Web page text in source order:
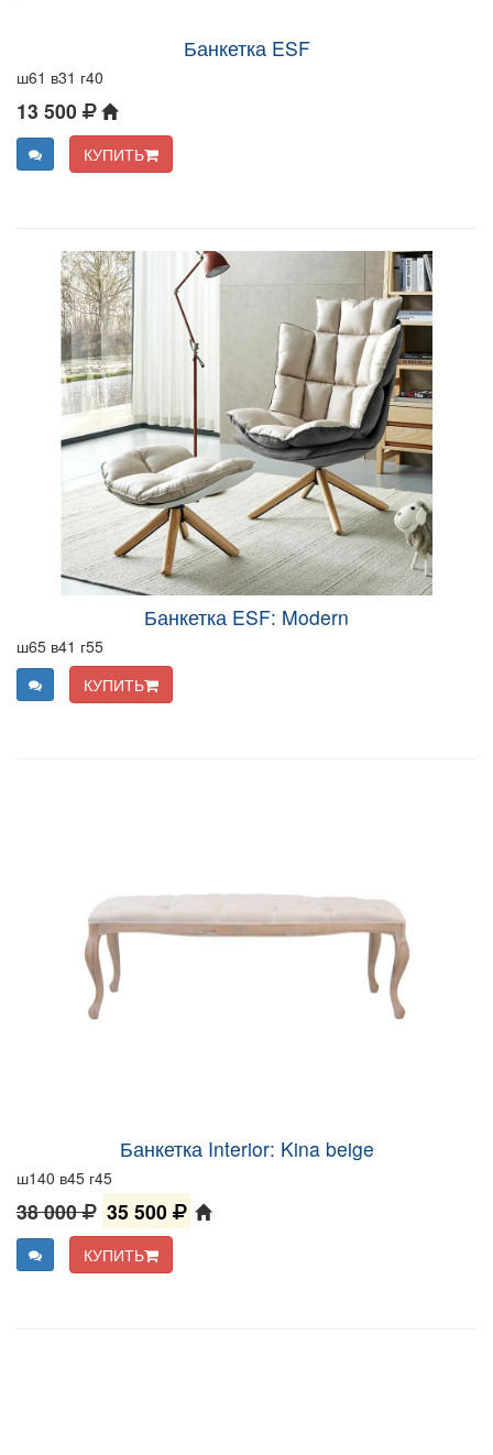
Банкетка ESF
ш61 в31 г40
13 500
КУПИТЬ
Банкетка ESF: Modern
ш65 в41 г55
КУПИТЬ
Банкетка Interior: Kina beige
ш140 в45 г45
38 000 35 500
КУПИТЬ